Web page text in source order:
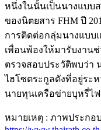
หนึ่งในนั้นเป็นนางแบบ
ของนิตยสาร FHM ปี
การติดต่อกลุ่มนางแบบ
เพื่อนพ้องให้มารับงาน
ตรวจสอบประวัติพบว่า
ไฮโซตระกูลดังที่อยู่ระ
นายทุนเครือข่ายบุหรี่ไ
หมายเหตุ : ภาพประกอ